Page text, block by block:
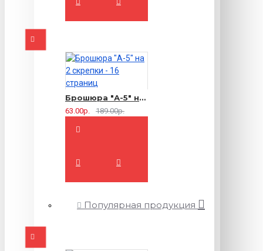
Брошюра "А-5" на 2 скрепки - 16 страниц
63.00р. 189.00р.
Популярная продукция